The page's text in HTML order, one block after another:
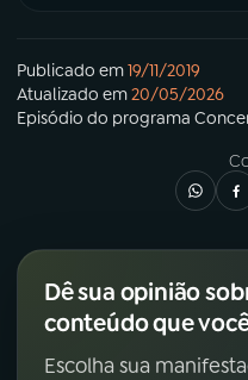
Publicado em19/11/2019
Atualizado em20/05/2026
Episódio do programa
Dê sua opinião
conteúdo que
Escolha sua